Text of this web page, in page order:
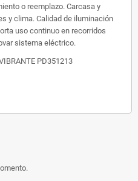
o reemplazo. Carcasa y
y clima. Calidad de iluminación
uso continuo en recorridos
sistema eléctrico.
PD351213